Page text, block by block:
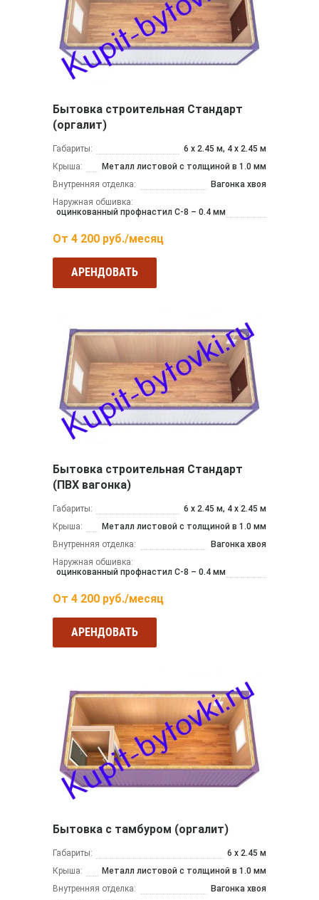
Бытовка строительная Стандарт
(оргалит)
Габариты:
6 х 2.45 м, 4 х 2.45 м
Крыша:
Металл листовой с толщиной в 1.0 мм
Внутренняя отделка:
Вагонка хвоя
Наружная обшивка:
оцинкованный профнастил С-8 – 0.4 мм
От 4 200 руб./месяц
АРЕНДОВАТЬ
Бытовка строительная Стандарт
(ПВХ вагонка)
Габариты:
6 х 2.45 м, 4 х 2.45 м
Крыша:
Металл листовой с толщиной в 1.0 мм
Внутренняя отделка:
Вагонка хвоя
Наружная обшивка:
оцинкованный профнастил С-8 – 0.4 мм
От 4 200 руб./месяц
АРЕНДОВАТЬ
Бытовка с тамбуром (оргалит)
Габариты:
6 х 2.45 м
Крыша:
Металл листовой с толщиной в 1.0 мм
Внутренняя отделка:
Вагонка хвоя